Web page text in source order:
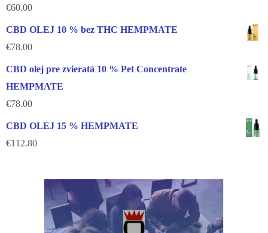
€60.00
CBD OLEJ 10 % bez THC HEMPMATE
€78.00
CBD olej pre zvieratá 10 % Pet Concentrate
HEMPMATE
€78.00
CBD OLEJ 15 % HEMPMATE
€112.80